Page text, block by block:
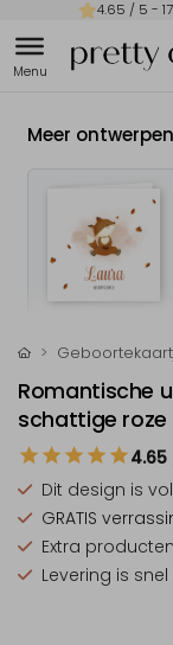
4.65 / 5 -
Meer ontwerpen
Romantische
schattige roze
4.65
Dit design is
GRATIS
Extra producten
Levering is snel